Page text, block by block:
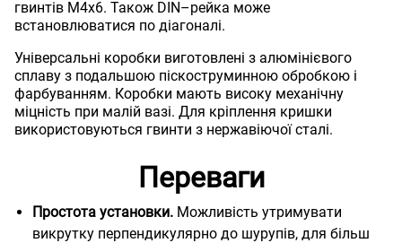
гвинтів M4x6. Також DIN–рейка може
встановлюватися по діагоналі.
Універсальні коробки виготовлені з алюмінієвого
сплаву з подальшою піскоструминною обробкою і
фарбуванням. Коробки мають високу механічну
міцність при малій вазі. Для кріплення кришки
використовуються гвинти з нержавіючої сталі.
Переваги
Простота установки. Можливість утримувати
викрутку перпендикулярно до шурупів, для більш